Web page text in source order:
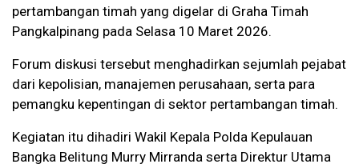
pertambangan timah yang digelar di Graha Timah
Pangkalpinang pada Selasa 10 Maret 2026.
Forum diskusi tersebut menghadirkan sejumlah pejabat
dari kepolisian, manajemen perusahaan, serta para
pemangku kepentingan di sektor pertambangan timah.
Kegiatan itu dihadiri Wakil Kepala Polda Kepulauan
Bangka Belitung Murry Mirranda serta Direktur Utama